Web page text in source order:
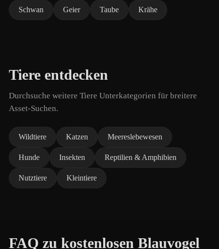
Schwan Geier Taube Krähe
Tiere entdecken
Durchsuche weitere Tiere Unterkategorien für breitere
Asset-Suchen.
Wildtiere Katzen Meereslebewesen
Hunde Insekten Reptilien & Amphibien
Nutztiere Kleintiere
FAQ zu kostenlosen Blauvogel